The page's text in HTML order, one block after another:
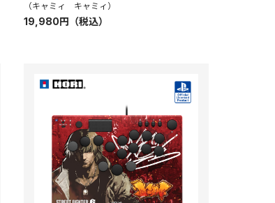
（キャミィ キャミィ）
19,980円 （税込）